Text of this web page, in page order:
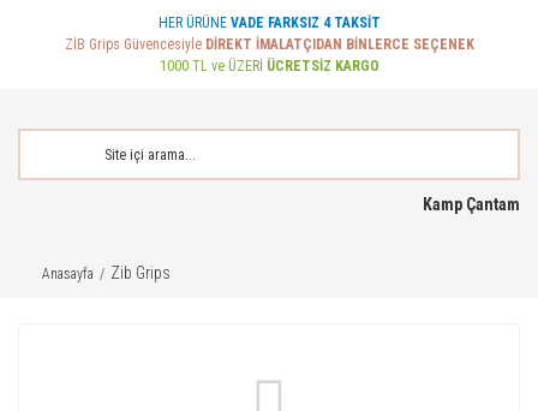
HER ÜRÜNE VADE FARKSIZ 4 TAKSİT
ZİB Grips Güvencesiyle DİREKT İMALATÇIDAN BİNLERCE SEÇENEK
1000 TL ve ÜZERİ ÜCRETSİZ KARGO
Kamp Çantam
Anasayfa Zib Grips